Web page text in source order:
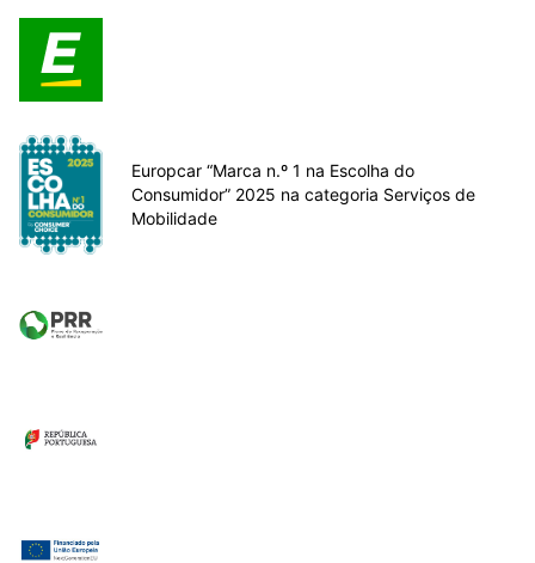
Europcar “Marca n.º 1 na Escolha do
Consumidor” 2025 na categoria Serviços de
Mobilidade